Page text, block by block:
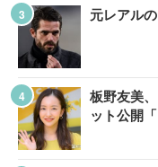
元レアル
板野友美
ット公開